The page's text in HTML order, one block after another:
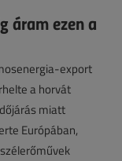
áram ezen a
export
a horvát
miatt
Európában,